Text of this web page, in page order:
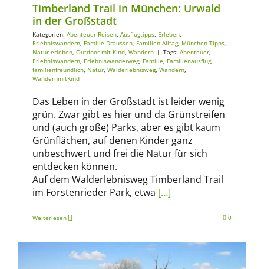
Timberland Trail in München: Urwald
in der Großstadt
Kategorien: Abenteuer Reisen, Ausflugtipps, Erleben,
Erlebniswandern, Familie Draussen, Familien-Alltag, München-Tipps,
Natur erleben, Outdoor mit Kind, Wandern | Tags: Abenteuer,
Erlebniswandern, Erlebniswanderweg, Familie, Familienausflug,
familienfreundlich, Natur, Walderlebnisweg, Wandern,
WandernmitKind
Das Leben in der Großstadt ist leider wenig
grün. Zwar gibt es hier und da Grünstreifen
und (auch große) Parks, aber es gibt kaum
Grünflächen, auf denen Kinder ganz
unbeschwert und frei die Natur für sich
entdecken können.
Auf dem Walderlebnisweg Timberland Trail
im Forstenrieder Park, etwa […]
Weiterlesen 0